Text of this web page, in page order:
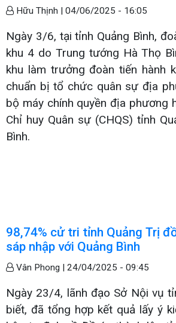
Hữu Thịnh | 04/06/2025 - 16:05
Ngày 3/6, tại tỉnh Quảng Bình,
khu 4 do Trung tướng Hà Thọ
khu làm trưởng đoàn tiến hành
chuẩn bị tổ chức quân sự địa
bộ máy chính quyền địa phương
Chỉ huy Quân sự (CHQS) tỉnh
Bình.
98,74% cử tri tỉnh Quảng Trị
sáp nhập với Quảng Bình
Vân Phong | 24/04/2025 - 09:45
Ngày 23/4, lãnh đạo Sở Nội vụ
biết, đã tổng hợp kết quả lấy ý